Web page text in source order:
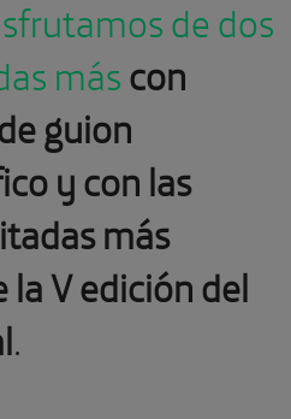
de dos
máscon
guion
y con las
más
V edición del
.